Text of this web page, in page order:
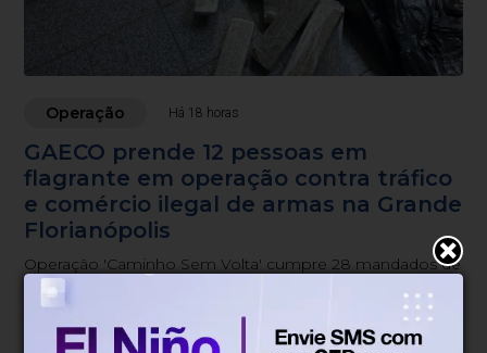
Operação Há 18 horas
GAECO prende 12 pessoas em
flagrante em operação contra tráfico
e comércio ilegal de armas na Grande
Florianópolis
Operação 'Caminho Sem Volta' cumpre 28 mandados de
busca em sete cidades, incluindo Foz do Iguaçu, no
Paraná.